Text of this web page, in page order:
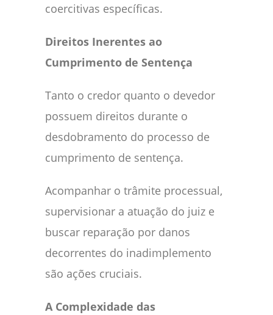
coercitivas específicas.
Direitos Inerentes ao
Cumprimento de Sentença
Tanto o credor quanto o devedor
possuem direitos durante o
desdobramento do processo de
cumprimento de sentença.
Acompanhar o trâmite processual,
supervisionar a atuação do juiz e
buscar reparação por danos
decorrentes do inadimplemento
são ações cruciais.
A Complexidade das